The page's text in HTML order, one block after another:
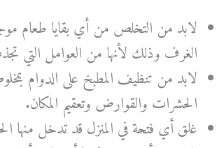
لابد من التخلص من أي بقايا طعام
الغرف وذلك لأنها من العوامل التي
لابد من تنظيف المطبخ على الدوام
الحشرات والقوارض وتعقيم المكان.
غلق أي فتحة في المنزل قد تدخل